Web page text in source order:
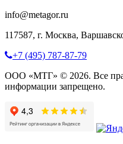
info@metagor.ru
117587, г. Москва,
+7 (495) 787-87-79
ООО «МТГ» © 2026. Все
информации запрещено.